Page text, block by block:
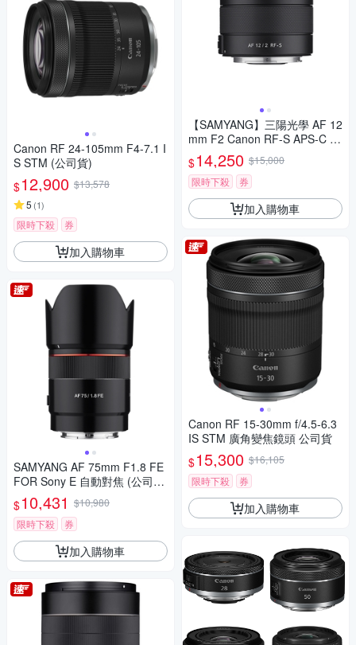
Canon RF 24-105mm F4-7.1 I
S STM (公司貨)
$12,900 $13,578
5 (1)
限時下殺 券
加入購物車
SAMYANG AF 75mm F1.8 FE
FOR Sony E 自動對焦 (公司
貨)
$10,431 $10,980
限時下殺
券
加入購物車
【SAMYANG】三陽光學 AF 12
mm F2 Canon RF-S APS-C 自
動對焦鏡頭 公司貨
$14,250 $15,000
限時下殺
券
加入購物車
Canon RF 15-30mm f/4.5-6.3
IS STM 廣角變焦鏡頭 公司貨
$15,300 $16,105
限時下殺
券
加入購物車